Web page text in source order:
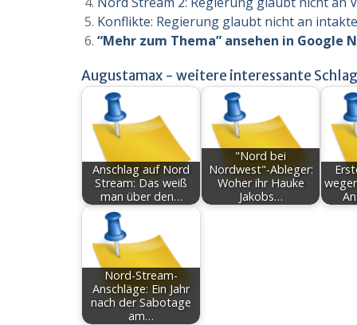
Konflikte: Regierung glaubt nicht an
“Mehr zum Thema” ansehen in Google
Augustamax - weitere interessante
Anschlag auf Nord
Stream: Das weiß
man über den…
"Nord bei
Nordwest"-Ableger:
Woher ihr Hauke
Jakobs…
Nord-Stream-
Anschläge: Ein Jahr
nach der Sabotage
am…